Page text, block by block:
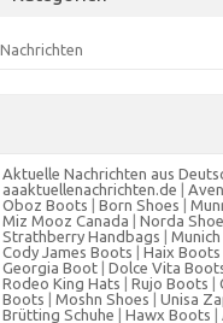
Nachrichten
Aktuelle Nachrichten aus
aaaktuellenachrichten.de |
Oboz Boots | Born Shoes |
Miz Mooz Canada | Norda
Strathberry Handbags |
Cody James Boots | Haix Boots
Georgia Boot | Dolce Vita
Rodeo King Hats | Rujo Boots |
Boots | Moshn Shoes | Unisa
Brütting Schuhe | Hawx Boots |